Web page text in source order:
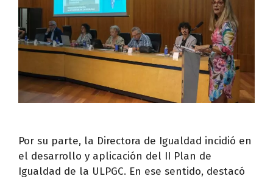
Por su parte, la Directora de Igualdad incidió en
el desarrollo y aplicación del II Plan de
Igualdad de la ULPGC. En ese sentido, destacó